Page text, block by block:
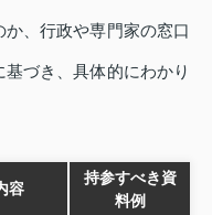
、行政や専門家の窓口
づき、具体的にわかり
容
持参すべき資
料例